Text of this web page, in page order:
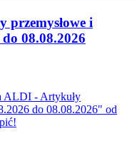
przemysłowe i
08.08.2026
ALDI - Artykuły
do 08.08.2026" od